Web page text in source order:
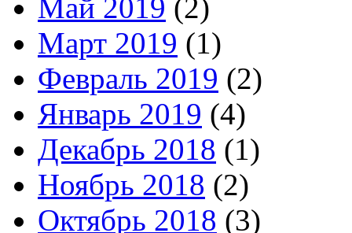
Май 2019 (2)
Март 2019 (1)
Февраль 2019 (2)
Январь 2019 (4)
Декабрь 2018 (1)
Ноябрь 2018 (2)
Октябрь 2018 (3)